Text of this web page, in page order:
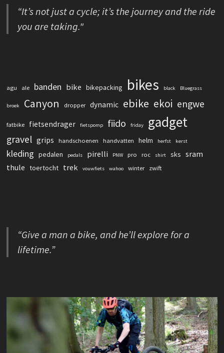
“It’s not just a cycle; it’s the journey and the ride
you are taking."
agu ale banden bike bikepacking bikes black Bluegrass
broek Canyon dropper dynamic ebike ekoi engwe
fatbike fietsendrager fietspomp fiido friday gadget
gravel grips handschoenen handvatten helm herfst kerst
kleding pedalen pedals pirelli PNW pro roc shirt sks sram
thule toertocht trek vouwfiets wahoo winter zwift
“Give a man a bike, and he’ll explore for a
lifetime.”